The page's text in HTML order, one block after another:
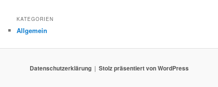
KATEGORIEN
Allgemein
Datenschutzerklärung Stolz präsentiert von WordPress